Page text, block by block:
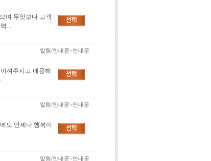
며 무엇보다 고객
...
알림/안내문>안내문
껴주시고 애용해
알림/안내문>안내문
도 언제나 행복이
알림/안내문>안내문